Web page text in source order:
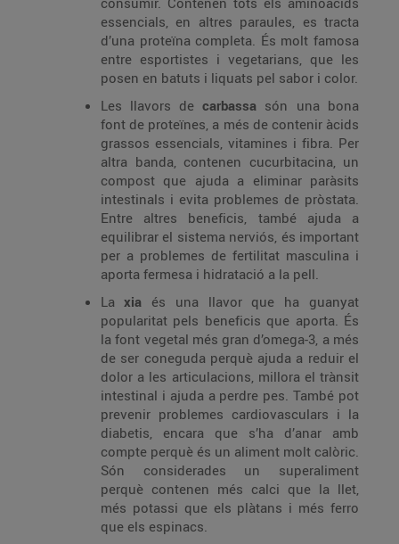
essencials, en altres paraules, es tracta
d’una proteïna completa. És molt famosa
entre esportistes i vegetarians, que les
posen en batuts i liquats pel sabor i color.
Les llavors de carbassa són una bona
font de proteïnes, a més de contenir àcids
grassos essencials, vitamines i fibra. Per
altra banda, contenen cucurbitacina, un
compost que ajuda a eliminar paràsits
intestinals i evita problemes de pròstata.
Entre altres beneficis, també ajuda a
equilibrar el sistema nerviós, és important
per a problemes de fertilitat masculina i
aporta fermesa i hidratació a la pell.
La xia és una llavor que ha guanyat
popularitat pels beneficis que aporta. És
la font vegetal més gran d’omega-3, a més
de ser coneguda perquè ajuda a reduir el
dolor a les articulacions, millora el trànsit
intestinal i ajuda a perdre pes. També pot
prevenir problemes cardiovasculars i la
diabetis, encara que s’ha d’anar amb
compte perquè és un aliment molt calòric.
Són considerades un superaliment
perquè contenen més calci que la llet,
més potassi que els plàtans i més ferro
que els espinacs.